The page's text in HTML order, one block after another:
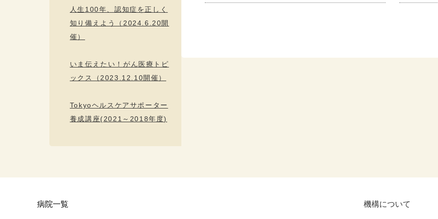
人生100年、認知症を正しく
知り備えよう（2024.6.20開
催）
いま伝えたい！がん医療トピ
ックス（2023.12.10開催）
Tokyoヘルスケアサポーター
養成講座(2021～2018年度)
病院一覧 機構について